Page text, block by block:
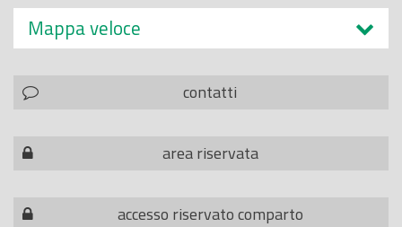
Mappa veloce
contatti
area riservata
accesso riservato comparto